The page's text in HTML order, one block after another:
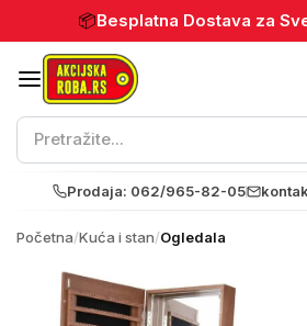
📦Besplatna Dostava za
Prodaja: 062/965-82-05
Početna/Kuća i stan/Ogledala